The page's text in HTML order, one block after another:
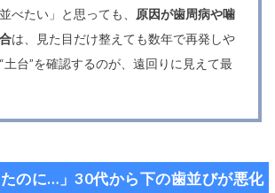
べたい」と思っても、
原因が歯周病や噛
は、見た目だけ整えても数年で再発しや
土台”を確認するのが、遠回りに見えて最
たのに…」30代から下の歯並びが悪化